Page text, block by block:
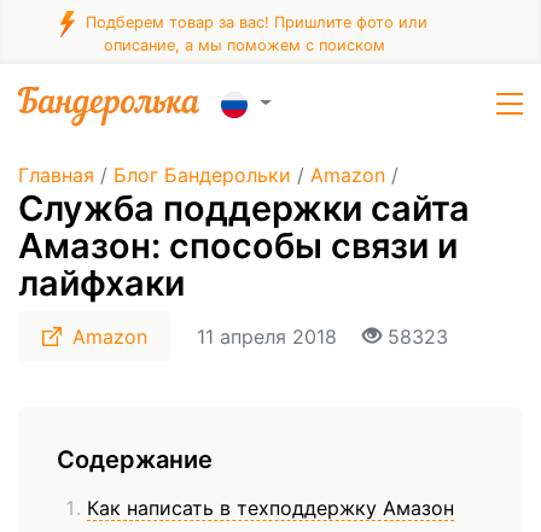
Подберем товар за вас! Пришлите фото или
описание, а мы поможем с поиском
Главная / Блог Бандерольки / Amazon /
Служба поддержки сайта
Амазон: способы связи и
лайфхаки
Amazon 11 апреля 2018 58323
Содержание
Как написать в техподдержку Амазон